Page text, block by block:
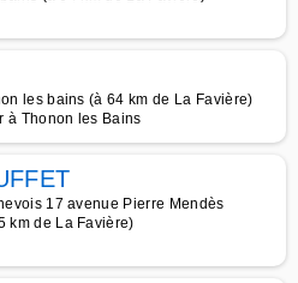
les bains (à 64 km de La Favière)
à Thonon les Bains
17 avenue Pierre Mendès
km de La Favière)